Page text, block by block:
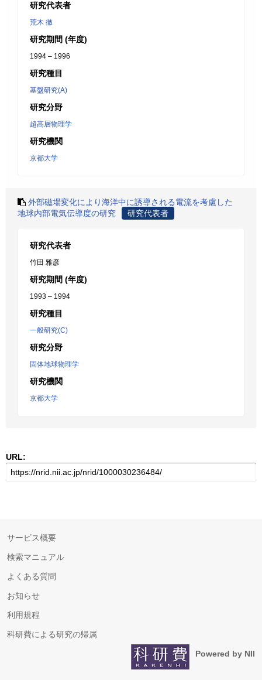
研究代表者
荒木 徹
研究期間 (年度)
1994 – 1996
研究種目
基盤研究(A)
研究分野
超高層物理学
研究機関
京都大学
外部磁場変化により海洋中に誘導される電流を考慮した
地球内部電気伝導度の研究
研究代表者
研究代表者
竹田 雅彦
研究期間 (年度)
1993 – 1994
研究種目
一般研究(C)
研究分野
固体地球物理学
研究機関
京都大学
URL:
サービス概要
検索マニュアル
よくある質問
お知らせ
利用規程
科研費による研究の帰属
Powered by NII